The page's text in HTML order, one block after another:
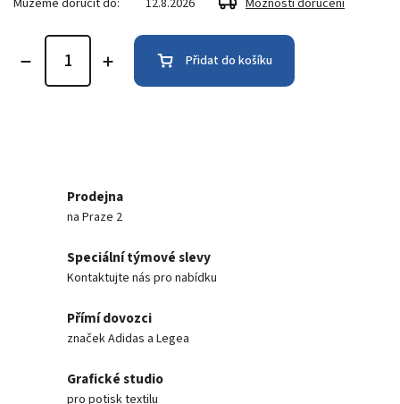
Přidat do košíku
Prodejna
na Praze 2
Speciální týmové slevy
Kontaktujte nás pro nabídku
Přímí dovozci
značek Adidas a Legea
Grafické studio
pro potisk textilu